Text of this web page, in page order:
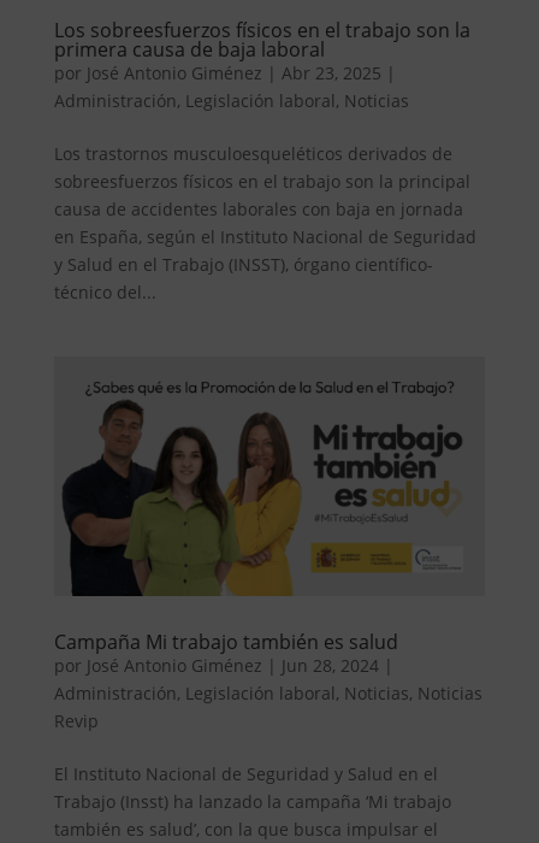
Los sobreesfuerzos físicos en el trabajo son la
primera causa de baja laboral
por José Antonio Giménez | Abr 23, 2025 |
Administración, Legislación laboral, Noticias
Los trastornos musculoesqueléticos derivados de
sobreesfuerzos físicos en el trabajo son la principal
causa de accidentes laborales con baja en jornada
en España, según el Instituto Nacional de Seguridad
y Salud en el Trabajo (INSST), órgano científico-
técnico del...
Campaña Mi trabajo también es salud
por José Antonio Giménez | Jun 28, 2024|
Administración, Legislación laboral, Noticias, Noticias
Revip
El Instituto Nacional de Seguridad y Salud en el
Trabajo (Insst) ha lanzado la campaña ‘Mi trabajo
también es salud’, con la que busca impulsar el